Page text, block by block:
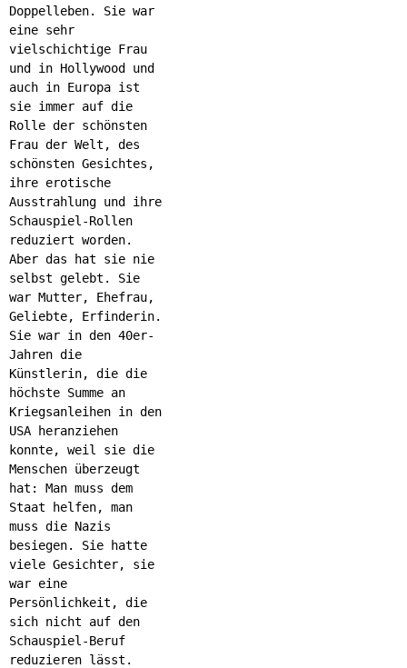
Doppelleben. Sie war
eine sehr
vielschichtige Frau
und in Hollywood und
auch in Europa ist
sie immer auf die
Rolle der schönsten
Frau der Welt, des
schönsten Gesichtes,
ihre erotische
Ausstrahlung und ihre
Schauspiel-Rollen
reduziert worden.
Aber das hat sie nie
selbst gelebt. Sie
war Mutter, Ehefrau,
Geliebte, Erfinderin.
Sie war in den 40er-
Jahren die
Künstlerin, die die
höchste Summe an
Kriegsanleihen in den
USA heranziehen
konnte, weil sie die
Menschen überzeugt
hat: Man muss dem
Staat helfen, man
muss die Nazis
besiegen. Sie hatte
viele Gesichter, sie
war eine
Persönlichkeit, die
sich nicht auf den
Schauspiel-Beruf
reduzieren lässt.